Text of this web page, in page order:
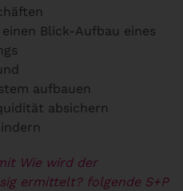
Blick-Aufbau eines
aufbauen
absichern
Wie wird der
ermittelt? folgende S+P